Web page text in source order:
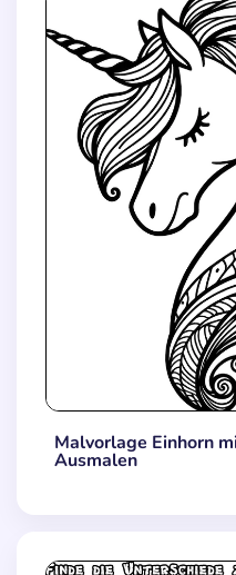
Malvorlage Einhorn
Ausmalen